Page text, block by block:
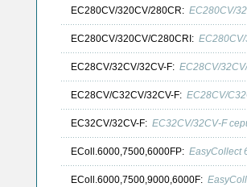
EC280CV/320CV/280CR: EC280CV/
EC280CV/320CV/C280CRI:
EC28CV/32CV/32CV-F: EC28CV/
EC28CV/C32CV/32CV-F: EC28CV/
EC32CV/32CV-F: EC32CV/32CV-F
EColl.6000,7500,6000FP: EasyCollect
EColl.6000,7500,9000,6000F: